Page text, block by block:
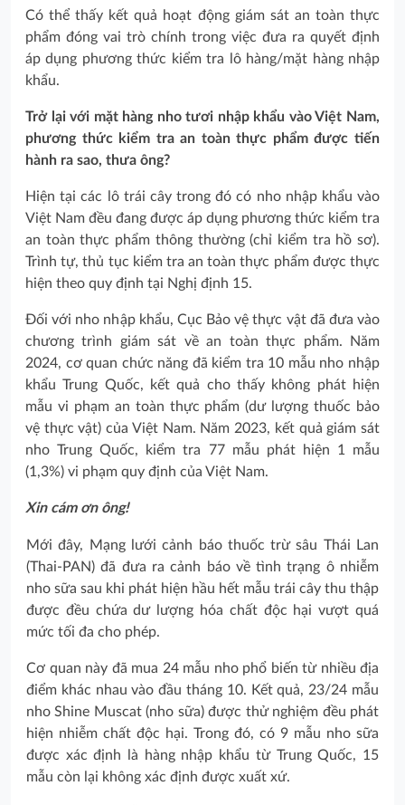
Có thể thấy kết quả hoạt động giám sát an toàn thực
phẩm đóng vai trò chính trong việc đưa ra quyết định
áp dụng phương thức kiểm tra lô hàng/mặt hàng nhập
khẩu.
Trở lại với mặt hàng nho tươi nhập khẩu vào Việt Nam,
phương thức kiểm tra an toàn thực phẩm được tiến
hành ra sao, thưa ông?
Hiện tại các lô trái cây trong đó có nho nhập khẩu vào
Việt Nam đều đang được áp dụng phương thức kiểm tra
an toàn thực phẩm thông thường (chỉ kiểm tra hồ sơ).
Trình tự, thủ tục kiểm tra an toàn thực phẩm được thực
hiện theo quy định tại Nghị định 15.
Đối với nho nhập khẩu, Cục Bảo vệ thực vật đã đưa vào
chương trình giám sát về an toàn thực phẩm. Năm
2024, cơ quan chức năng đã kiểm tra 10 mẫu nho nhập
khẩu Trung Quốc, kết quả cho thấy không phát hiện
mẫu vi phạm an toàn thực phẩm (dư lượng thuốc bảo
vệ thực vật) của Việt Nam. Năm 2023, kết quả giám sát
nho Trung Quốc, kiểm tra 77 mẫu phát hiện 1 mẫu
(1,3%) vi phạm quy định của Việt Nam.
Xin cám ơn ông!
Mới đây, Mạng lưới cảnh báo thuốc trừ sâu Thái Lan
(Thai-PAN) đã đưa ra cảnh báo về tình trạng ô nhiễm
nho sữa sau khi phát hiện hầu hết mẫu trái cây thu thập
được đều chứa dư lượng hóa chất độc hại vượt quá
mức tối đa cho phép.
Cơ quan này đã mua 24 mẫu nho phổ biến từ nhiều địa
điểm khác nhau vào đầu tháng 10. Kết quả, 23/24 mẫu
nho Shine Muscat (nho sữa) được thử nghiệm đều phát
hiện nhiễm chất độc hại. Trong đó, có 9 mẫu nho sữa
được xác định là hàng nhập khẩu từ Trung Quốc, 15
mẫu còn lại không xác định được xuất xứ.